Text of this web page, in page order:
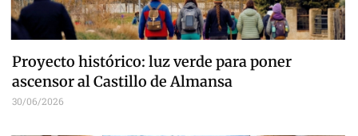
Proyecto histórico: luz verde para poner
ascensor al Castillo de Almansa
30/06/2026